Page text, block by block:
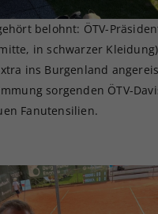
belohnt: ÖTV-
in schwarzer Kleidung)
ins Burgenland
sorgenden ÖTV-
Fanutensilien.